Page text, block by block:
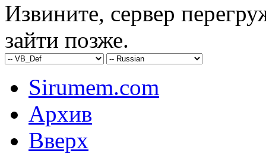
Извините, сервер
зайти позже.
Sirumem.com
Архив
Вверх